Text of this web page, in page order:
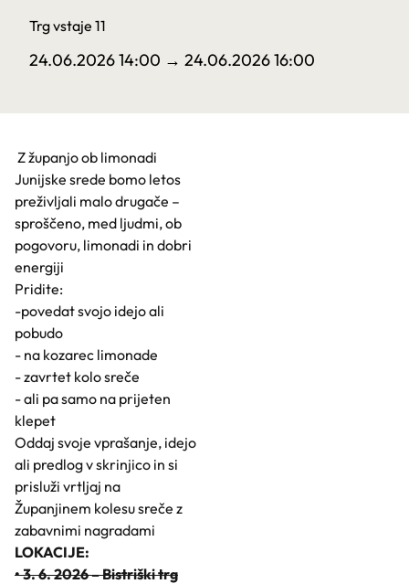
Trg vstaje 11
24.06.2026 14:00 → 24.06.2026 16:00
Z županjo ob limonadi
Junijske srede bomo letos
preživljali malo drugače –
sproščeno, med ljudmi, ob
pogovoru, limonadi in dobri
energiji
Pridite:
-povedat svojo idejo ali
pobudo
- na kozarec limonade
- zavrtet kolo sreče
- ali pa samo na prijeten
klepet
Oddaj svoje vprašanje, idejo
ali predlog v skrinjico in si
prisluži vrtljaj na
Županjinem kolesu sreče z
zabavnimi nagradami
LOKACIJE:
• 3. 6. 2026 – Bistriški trg